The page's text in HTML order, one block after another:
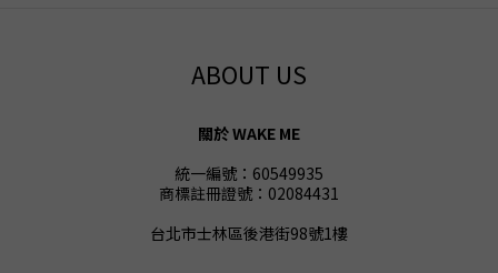
ABOUT US
關於 WAKE ME
統一編號：60549935
商標註冊證號：02084431
台北市士林區後港街98號1樓